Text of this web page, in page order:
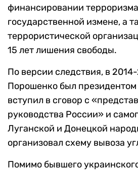
финансировании
государственной измене, а
террористической
15 лет лишения свободы.
По версии следствия, в
Порошенко был
вступил в сговор с
руководства России» и
Луганской и Донецкой
организовал схему вывоза
Помимо бывшего